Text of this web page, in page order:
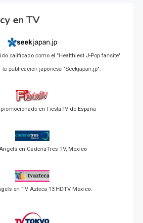
en TV
calificado como el "Healthiest J-Pop fansite"
la publicación japonesa "Seekjapan.jp".
en FiestaTV de España
en CadenaTres TV, Mexico
en TV Azteca 13 HDTV Mexico.